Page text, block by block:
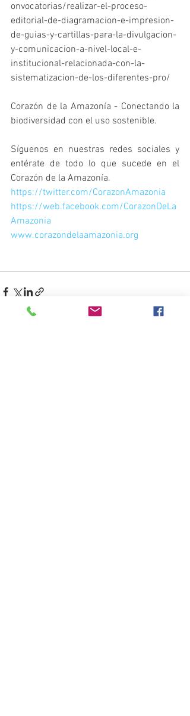
onvocatorias/realizar-el-proceso-
editorial-de-diagramacion-e-impresion-
de-guias-y-cartillas-para-la-divulgacion-
y-comunicacion-a-nivel-local-e-
institucional-relacionada-con-la-
sistematizacion-de-los-diferentes-pro/
Corazón de la Amazonía - Conectando la
biodiversidad con el uso sostenible.
Síguenos en nuestras redes sociales y
entérate de todo lo que sucede en el
Corazón de la Amazonía.
https://twitter.com/CorazonAmazonia
https://web.facebook.com/CorazonDeLa
Amazonia
www.corazondelaamazonia.org